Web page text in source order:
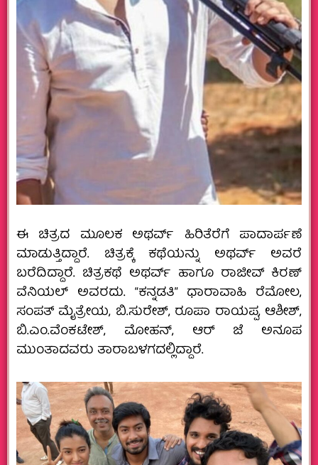
ಈ ಚಿತ್ರದ ಮೂಲಕ ಅಥರ್ವ್ ಹಿರಿತೆರೆಗೆ ಪಾದಾರ್ಪಣೆ
ಮಾಡುತ್ತಿದ್ದಾರೆ. ಚಿತ್ರಕ್ಕೆ ಕಥೆಯನ್ನು ಅಥರ್ವ್ ಅವರೆ
ಬರೆದಿದ್ದಾರೆ. ಚಿತ್ರಕಥೆ ಅಥರ್ವ್ ಹಾಗೂ ರಾಜೀವ್ ಕಿರಣ್
ವೆನಿಯಲ್ ಅವರದು. “ಕನ್ನಡತಿ” ಧಾರಾವಾಹಿ ರೆಮೋಲ,
ಸಂಪತ್ ಮೈತ್ರೇಯ, ಬಿ.ಸುರೇಶ್, ರೂಪಾ ರಾಯಪ್ಪ, ಆಶೀಶ್,
ಬಿ.ಎಂ.ವೆಂಕಟೇಶ್, ಮೋಹನ್, ಆರ್ ಜೆ ಅನೂಪ
ಮುಂತಾದವರು ತಾರಾಬಳಗದಲ್ಲಿದ್ದಾರೆ.